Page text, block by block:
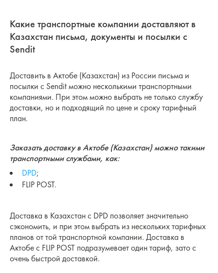
Какие транспортные компании доставляют в
Казахстан письма, документы и посылки с
Sendit
Доставить в Актобе (Казахстан) из России письма и
посылки с Sendit можно несколькими транспортными
компаниями. При этом можно выбрать не только службу
доставки, но и подходящий по цене и сроку тарифный
план.
Заказать доставку в Актобе (Казахстан) можно такими
транспортными службами, как:
DPD;
FLIP POST.
Доставка в Казахстан с DPD позволяет значительно
сэкономить, и при этом выбрать из нескольких тарифных
планов от той транспортной компании. Доставка в
Актобе с FLIP POST подразумевает один тариф, зато с
очень быстрой доставкой.